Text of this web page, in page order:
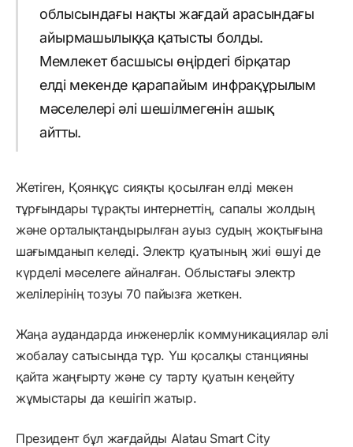
облысындағы нақты жағдай арасындағы
айырмашылыққа қатысты болды.
Мемлекет басшысы өңірдегі бірқатар
елді мекенде қарапайым инфрақұрылым
мәселелері әлі шешілмегенін ашық
айтты.
Жетіген, Қоянқұс сияқты қосылған елді мекен
тұрғындары тұрақты интернеттің, сапалы жолдың
және орталықтандырылған ауыз судың жоқтығына
шағымданып келеді. Электр қуатының жиі өшуі де
күрделі мәселеге айналған. Облыстағы электр
желілерінің тозуы 70 пайызға жеткен.
Жаңа аудандарда инженерлік коммуникациялар әлі
жобалау сатысында тұр. Үш қосалқы станцияны
қайта жаңғырту және су тарту қуатын кеңейту
жұмыстары да кешігіп жатыр.
Президент бұл жағдайды Alatau Smart City